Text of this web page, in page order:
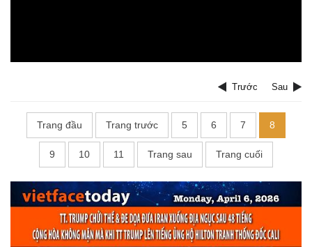
Trước Sau
Trang đầu Trang trước 5 6 7 8
9 10 11 Trang sau Trang cuối